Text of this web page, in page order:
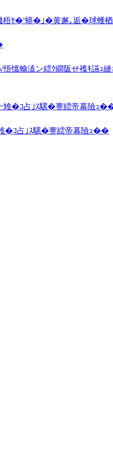
梧ｾ�′蟒�｣�黄邂｡逅�球蠖
慍蝓溘ン繧ｸ繝阪せ襍ｷ讌
ｰ雉�ｺ占｣ｽ騾�謇繧帝幕險ｭ
雉�ｺ占｣ｽ騾�謇繧帝幕險ｭ��